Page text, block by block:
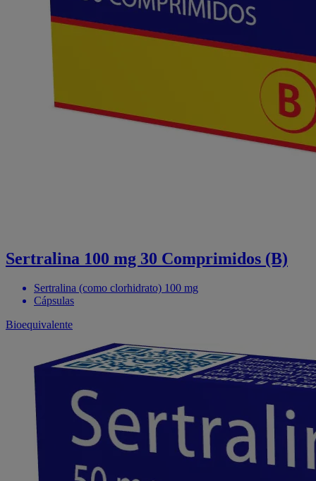
Sertralina 100 mg 30 Comprimidos (B)
Sertralina (como clorhidrato) 100 mg
Cápsulas
Bioequivalente